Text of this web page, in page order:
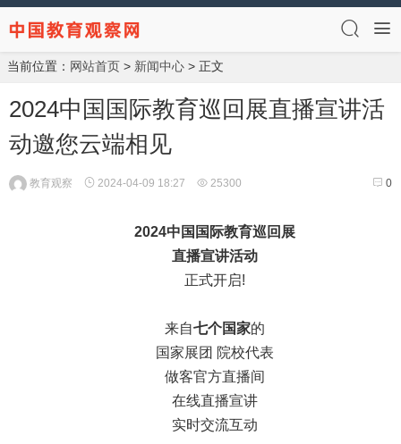
当前位置： 网站首页 > 新闻中心 > 正文
2024中国国际教育巡回展直播宣讲活
动邀您云端相见
0
教育观察 2024-04-09 18:27 25300
2024中国国际教育巡回展
直播宣讲活动
正式开启!
来自七个国家的
国家展团 院校代表
做客官方直播间
在线直播宣讲
实时交流互动